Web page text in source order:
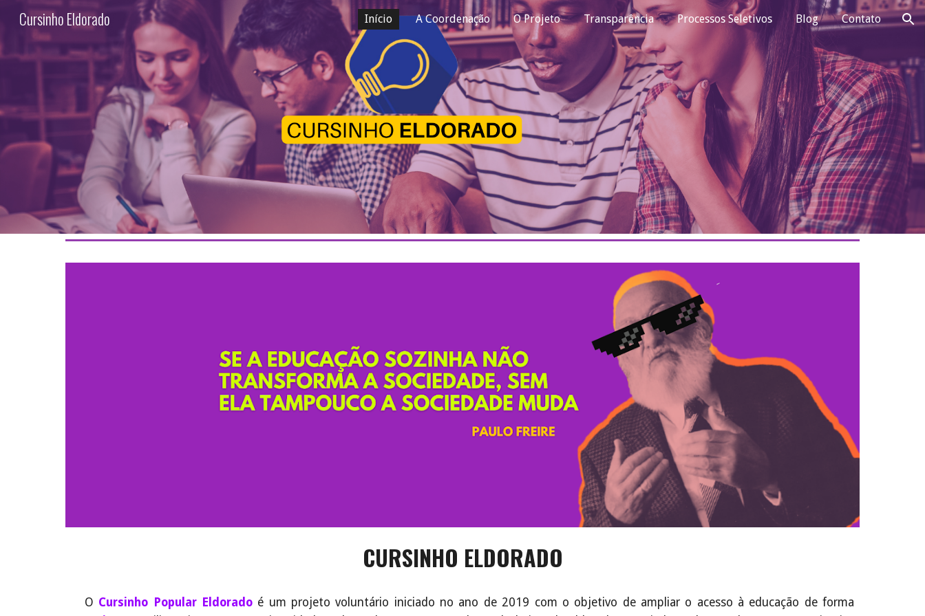
Skip to main content Skip to navigation
Cursinho Eldorado Início A Coordenação O Projeto Transparência Processos Seletivos Blog Contato
CURSINHO ELDORADO
O Cursinho Popular Eldoradoé um projeto voluntário iniciado no ano de 2019 com o objetivo de ampliar o acesso à educação de forma